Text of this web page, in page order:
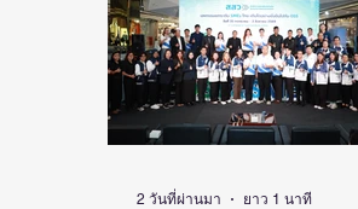
ว่าการกระทรวงการพัฒนาสัง
ความมั่นคงของมนุษย์ (รมว.พ
ประธานเปิดงานสัมมนาวิชาก
ชาติด้านคนพิการ ครั้งที่ 18
2026) ภายใต้แนวคิด “From
to Earning : Innovation for
2 วันที่ผ่านมา ยาว 1 นาที